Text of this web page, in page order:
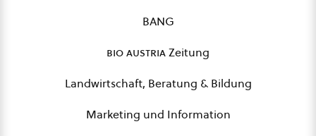
BANG
bio austriaZeitung
Landwirtschaft, Beratung & Bildung
Marketing und Information